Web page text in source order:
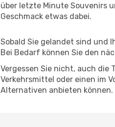
über letzte Minute Souvenirs
Geschmack etwas dabei.
Sobald Sie gelandet sind und
Bei Bedarf können Sie den
Vergessen Sie nicht, auch
Verkehrsmittel oder einen im
Alternativen anbieten können.